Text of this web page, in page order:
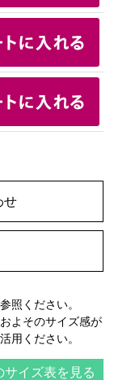
せ
照ください。
よそのサイズ感が
用ください。
サイズ表を見る